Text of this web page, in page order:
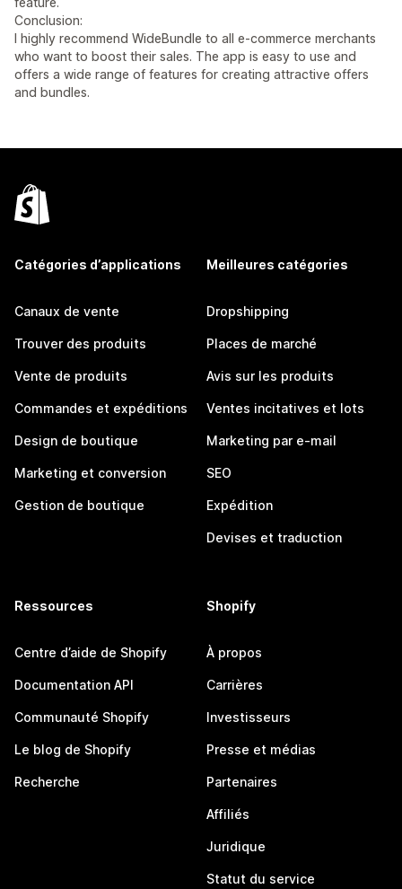
Conclusion:
I highly recommend WideBundle to all e-commerce merchants
who want to boost their sales. The app is easy to use and
offers a wide range of features for creating attractive offers
and bundles.
Catégories d’applications
Canaux de vente
Trouver des produits
Vente de produits
Commandes et expéditions
Design de boutique
Marketing et conversion
Gestion de boutique
Meilleures catégories
Dropshipping
Places de marché
Avis sur les produits
Ventes incitatives et lots
Marketing par e-mail
SEO
Expédition
Devises et traduction
Ressources
Centre d’aide de Shopify
Documentation API
Communauté Shopify
Le blog de Shopify
Recherche
Shopify
À propos
Carrières
Investisseurs
Presse et médias
Partenaires
Affiliés
Juridique
Statut du service